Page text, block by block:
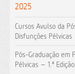
2025
Cursos Avulso da
Disfunções
Pós-Graduação em
Pélvicas – 1.ª